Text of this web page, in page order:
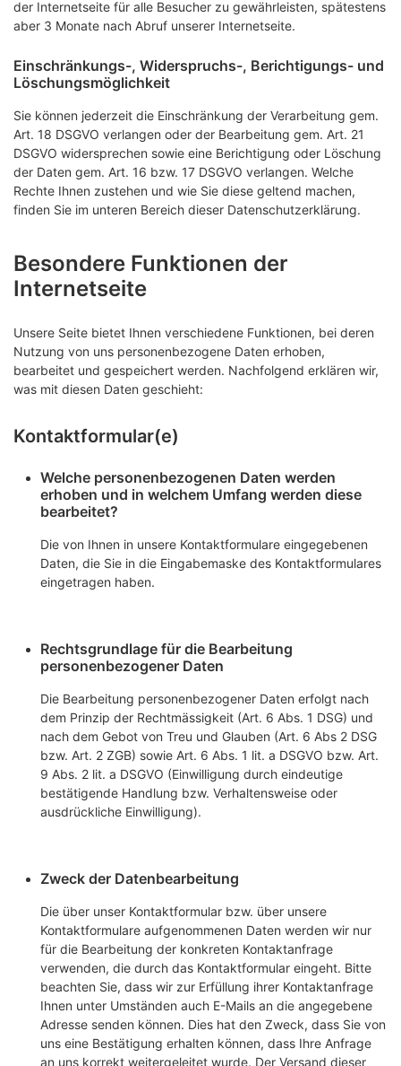
der Internetseite für alle Besucher zu gewährleisten, spätestens
aber 3 Monate nach Abruf unserer Internetseite.
Einschränkungs-, Widerspruchs-, Berichtigungs- und
Löschungsmöglichkeit
Sie können jederzeit die Einschränkung der Verarbeitung gem.
Art. 18 DSGVO verlangen oder der Bearbeitung gem. Art. 21
DSGVO widersprechen sowie eine Berichtigung oder Löschung
der Daten gem. Art. 16 bzw. 17 DSGVO verlangen. Welche
Rechte Ihnen zustehen und wie Sie diese geltend machen,
finden Sie im unteren Bereich dieser Datenschutzerklärung.
Besondere Funktionen der
Internetseite
Unsere Seite bietet Ihnen verschiedene Funktionen, bei deren
Nutzung von uns personenbezogene Daten erhoben,
bearbeitet und gespeichert werden. Nachfolgend erklären wir,
was mit diesen Daten geschieht:
Kontaktformular(e)
Welche personenbezogenen Daten werden
erhoben und in welchem Umfang werden diese
bearbeitet?
Die von Ihnen in unsere Kontaktformulare eingegebenen
Daten, die Sie in die Eingabemaske des Kontaktformulares
eingetragen haben.
Rechtsgrundlage für die Bearbeitung
personenbezogener Daten
Die Bearbeitung personenbezogener Daten erfolgt nach
dem Prinzip der Rechtmässigkeit (Art. 6 Abs. 1 DSG) und
nach dem Gebot von Treu und Glauben (Art. 6 Abs 2 DSG
bzw. Art. 2 ZGB) sowie Art. 6 Abs. 1 lit. a DSGVO bzw. Art.
9 Abs. 2 lit. a DSGVO (Einwilligung durch eindeutige
bestätigende Handlung bzw. Verhaltensweise oder
ausdrückliche Einwilligung).
Zweck der Datenbearbeitung
Die über unser Kontaktformular bzw. über unsere
Kontaktformulare aufgenommenen Daten werden wir nur
für die Bearbeitung der konkreten Kontaktanfrage
verwenden, die durch das Kontaktformular eingeht. Bitte
beachten Sie, dass wir zur Erfüllung ihrer Kontaktanfrage
Ihnen unter Umständen auch E-Mails an die angegebene
Adresse senden können. Dies hat den Zweck, dass Sie von
uns eine Bestätigung erhalten können, dass Ihre Anfrage
an uns korrekt weitergeleitet wurde. Der Versand dieser